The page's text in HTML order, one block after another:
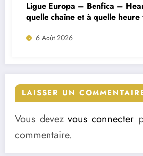
Ligue Europa – Benfica –
quelle chaîne et à quelle heure
match ?
6 Août 2026
LAISSER UN
Vous devezvous connecter
commentaire.